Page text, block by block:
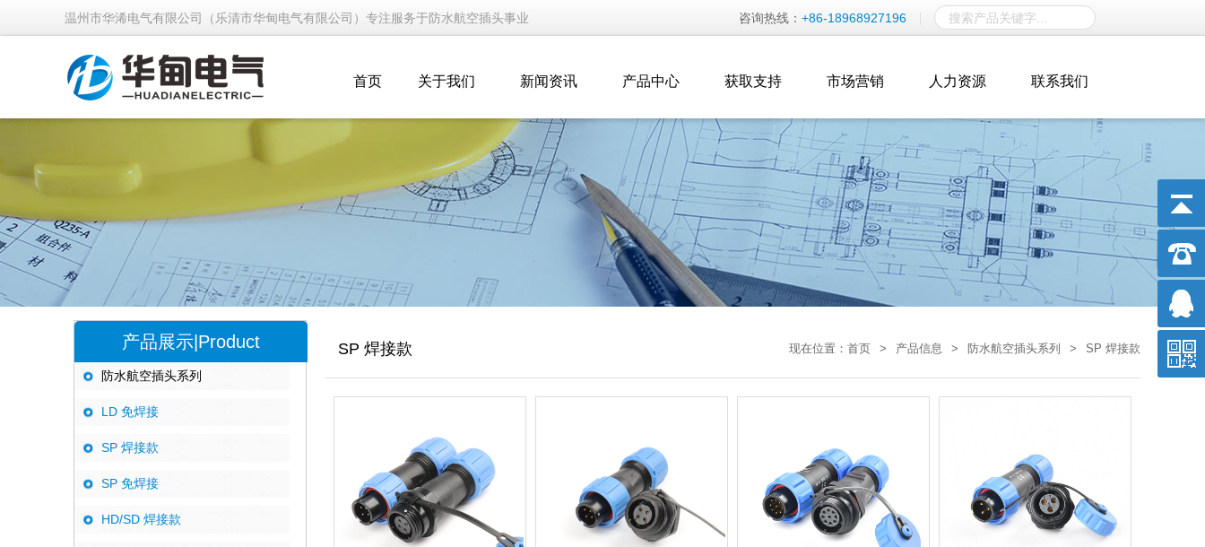
温州市华浠电气有限公司（乐清市华甸电气有限公司）专注服务于防水航空插头事业 咨询热线： +86-18968927196
首页 关于我们 新闻资讯 产品中心 获取支持 市场营销 人力资源 联系我们
产品展示|Product
防水航空插头系列
LD 免焊接
SP 焊接款
SP 免焊接
HD/SD 焊接款
SP 焊接款 现在位置： 首页 > 产品信息 > 防水航空插头系列 > SP 焊接款